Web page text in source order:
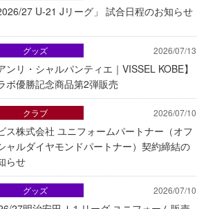
27 U-21 Jリーグ」 試合日程のお知らせ
2026/07/13
ンリ・シャルパンティエ｜VISSEL KOBE】
ボ優勝記念商品第2弾販売
グッズ
2026/07/10
ス株式会社 ユニフォームパートナー（オフ
ャルダイヤモンドパートナー）契約締結の
らせ
クラブ
2026/07/10
グッズ